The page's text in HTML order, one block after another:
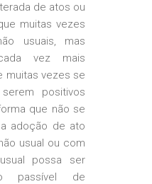
de atos ou
muitas vezes
usuais, mas
vez mais
muitas vezes se
positivos
que não se
adoção de ato
usual ou com
possa ser
passível de